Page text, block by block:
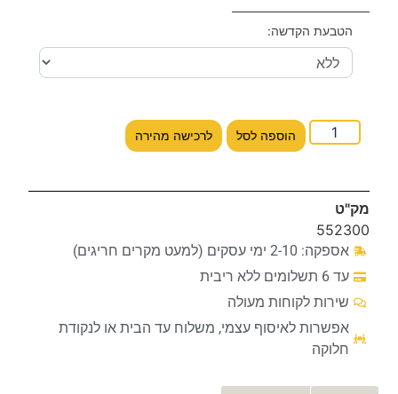
הטבעת הקדשה:
הוספה לסל לרכישה מהירה
מק"ט
552300
אספקה: 2-10 ימי עסקים (למעט מקרים חריגים)
עד 6 תשלומים ללא ריבית
שירות לקוחות מעולה
אפשרות לאיסוף עצמי, משלוח עד הבית או לנקודת
חלוקה